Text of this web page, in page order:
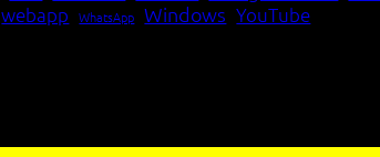
webapp WhatsApp Windows YouTube